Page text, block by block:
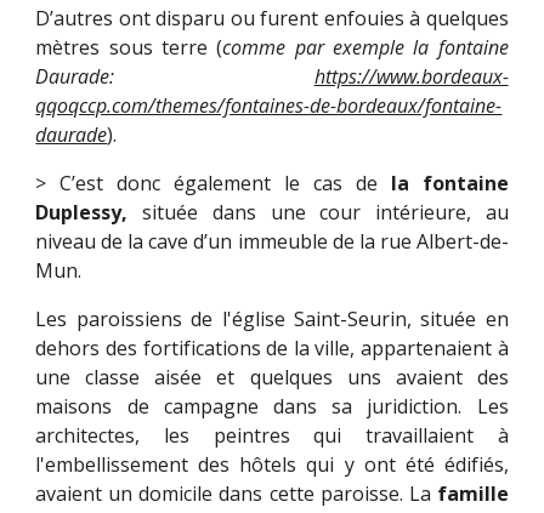
D’autres ont disparu ou furent enfouies à quelques
mètres sous terre (comme par exemple la fontaine
Daurade: https://www.bordeaux-
qqoqccp.com/themes/fontaines-de-bordeaux/fontaine-
daurade).
> C’est donc également le cas de la fontaine
Duplessy,située dans une cour intérieure, au
niveau de la cave d’un immeuble de la rue Albert-de-
Mun.
Les paroissiens de l'église Saint-Seurin, située en
dehors des fortifications de la ville, appartenaient à
une classe aisée et quelques uns avaient des
maisons de campagne dans sa juridiction. Les
architectes, les peintres qui travaillaient à
l'embellissement des hôtels qui y ont été édifiés,
avaient un domicile dans cette paroisse. La famille